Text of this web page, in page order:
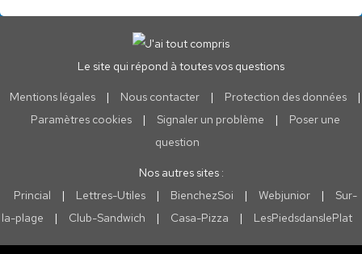
Le site qui répond à toutes vos questions
Mentions légales | Nous contacter | Protection des données
|
Paramètres cookies
| Signaler un problème |
Poser une
question
Nos autres sites :
Princial
| Lettres-Utiles | BienchezSoi | Webjunior |
Sur-
la-plage
| Club-Sandwich | Casa-Pizza | LesPiedsdanslePlat